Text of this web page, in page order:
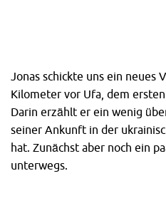
Jonas schickte uns ein neues
Kilometer vor Ufa, dem
Darin erzählt er ein wenig
seiner Ankunft in der
hat. Zunächst aber noch ein
unterwegs.